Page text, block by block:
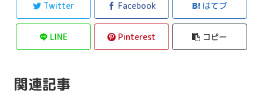
Twitter Facebook はてブ
LINE Pinterest コピー
関連記事